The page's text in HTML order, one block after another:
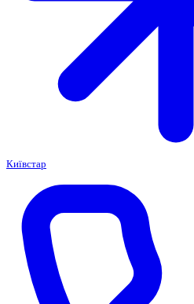
Київстар